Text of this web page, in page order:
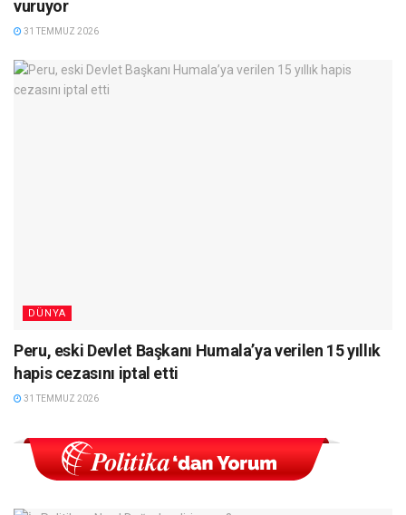
vuruyor
31 TEMMUZ 2026
DÜNYA
Peru, eski Devlet Başkanı Humala’ya verilen 15 yıllık
hapis cezasını iptal etti
31 TEMMUZ 2026